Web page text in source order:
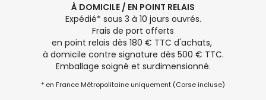
À DOMICILE / EN POINT RELAIS
Expédié* sous 3 à 10 jours ouvrés.
Frais de port offerts
en point relais dès 180 € TTC d'achats,
à domicile contre signature dès 500 € TTC.
Emballage soigné et surdimensionné.
* en France Métropolitaine uniquement (Corse incluse)